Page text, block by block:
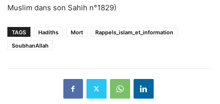
Muslim dans son Sahih n°1829)
TAGS Hadiths Mort
Rappels_islam_et_information
SoubhanAllah